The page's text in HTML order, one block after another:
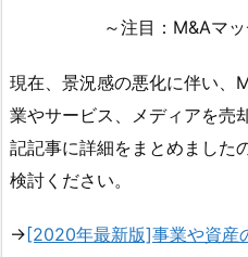
～注目：M&Aマ
現在、景況感の悪化に伴い、
業やサービス、メディアを売
記記事に詳細をまとめました
検討ください。
→ [2020年最新版]事業や資産